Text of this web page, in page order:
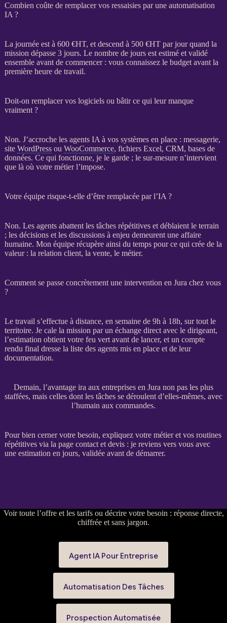
Combien coûte de remplacer vos ressaisies par une automatisation
IA ?
La journée est à 600 €HT, et descend à 500 €HTpar jour quand la
mission dépasse 3 jours. Le nombre de jours est estimé et validé
ensemble avant de commencer : vous connaissez le budget avant la
première heure de travail.
Doit-on remplacer vos logiciels ou bâtir ce qui leur manque
vraiment ?
Non. J’accroche les agents IA à vos systèmes en place : messagerie,
site WordPressou WooCommerce, fichiers Excel, CRM, bases de
données. Ce qui fonctionne, je le garde ; le sur-mesure n’intervient
que là où votre métier l’impose.
Votre équipe risque-t-elle d’être remplacée par l’IA ?
Non. Les agentsabattent les tâches répétitives et déblaient le terrain
; les décisions et les discussions à enjeu demeurent une affaire
humaine. Mon équipe récupère ainsi du temps pour ce qui crée de la
valeur : la relation client, la vente, le métier.
Comment se passe concrètement une intervention en Jura chez vous
?
Le travail s’effectue à distance, en semaine de 9h à 18h, sur tout le
territoire. Je cale la mission par un échange direct avec le dirigeant,
l’estimation obtient votre feu vert avant de lancer, et un compte
rendu final dresse la liste des agentsmis en place et de leur
documentation.
Demain, l’avantage ira aux entreprises en Jura non pas les plus
staffées, mais celles dont les tâches se déroulent d’elles-mêmes, avec
l’humain aux commandes.
Pour bien cerner votre besoin, expliquez votre métier et vos routines
répétitives via la page contact et devis: je reviens vers vous avec
une estimation en jours, validée avant de démarrer.
Voirtoute l’offre et les tarifsou décrire votre besoin : réponse directe,
chiffrée et sans jargon.
Agent IA Pour Entreprise
Automatisation Des Tâches
Prospection Automatisée